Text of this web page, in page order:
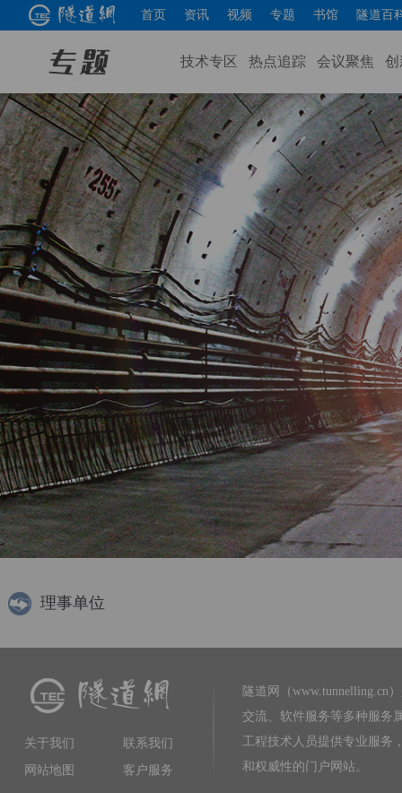
首页 资讯 视频 专题 书馆 隧道百
技术专区 热点追踪 会议聚焦 创
理事单位
关于我们
联系我们
网站地图
客户服务
隧道网（www.tunnelling.cn）
交流、软件服务等多种服务
工程技术人员提供专业服务
和权威性的门户网站。